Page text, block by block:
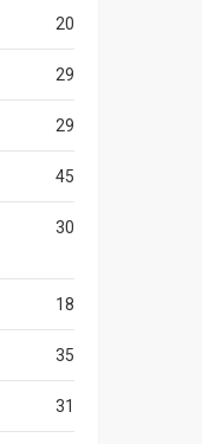
20
29
29
45
30
18
35
31